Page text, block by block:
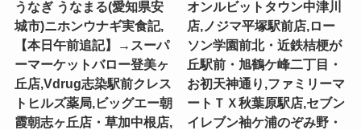
うなぎ うなまる(愛知県安
城市)ニホンウナギ実食記,
【本日午前追記】→スーパ
ーマーケットバロー登美ヶ
丘店,Vdrug志染駅前クレス
トヒルズ薬局,ビッグエー朝
霞朝志ヶ丘店・草加中根店,
オンルビットタウン中津川
店,ノジマ平塚駅前店,ロー
ソン学園前北・近鉄桔梗が
丘駅前・旭鶴ケ峰二丁目・
お初天神通り,ファミリーマ
ートＴＸ秋葉原駅店,セブン
イレブン袖ケ浦のぞみ野・